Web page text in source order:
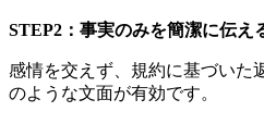
STEP2：事実のみを簡潔に伝え
感情を交えず、規約に基づいた
のような文面が有効です。